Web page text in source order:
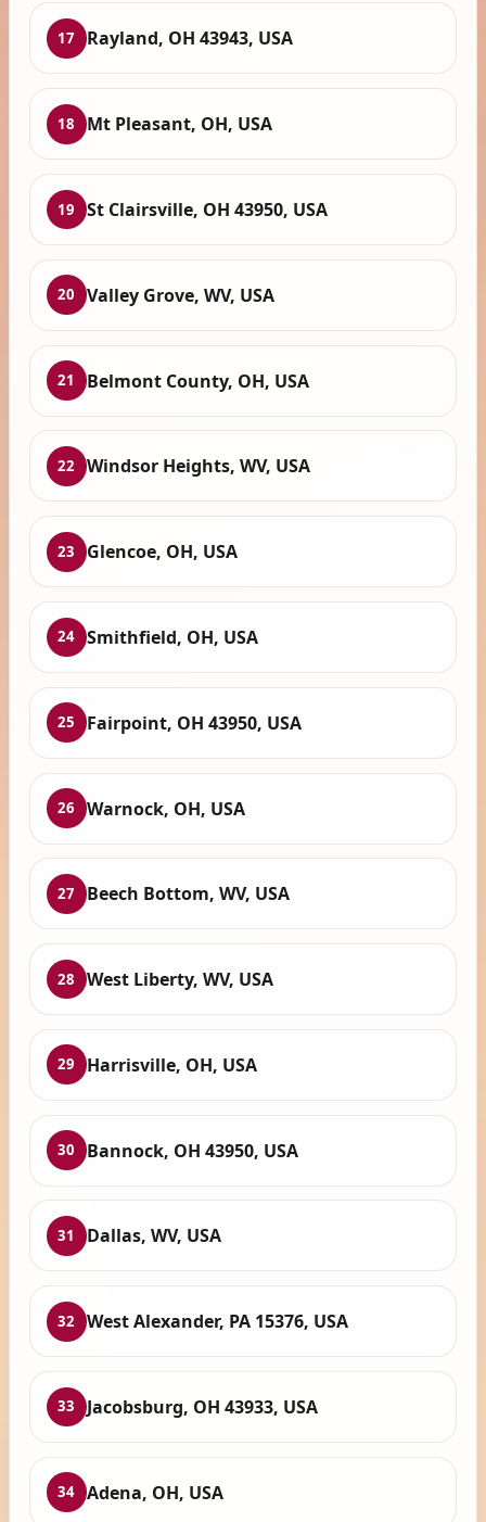
17 Rayland, OH 43943, USA
18 Mt Pleasant, OH, USA
19 St Clairsville, OH 43950, USA
20 Valley Grove, WV, USA
21 Belmont County, OH, USA
22 Windsor Heights, WV, USA
23 Glencoe, OH, USA
24 Smithfield, OH, USA
25 Fairpoint, OH 43950, USA
26 Warnock, OH, USA
27 Beech Bottom, WV, USA
28 West Liberty, WV, USA
29 Harrisville, OH, USA
30 Bannock, OH 43950, USA
31 Dallas, WV, USA
32 West Alexander, PA 15376, USA
33 Jacobsburg, OH 43933, USA
34 Adena, OH, USA